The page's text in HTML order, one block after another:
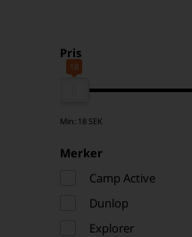
Pris
18
Min: 18 SEK
Merker
Camp Active
Dunlop
Explorer